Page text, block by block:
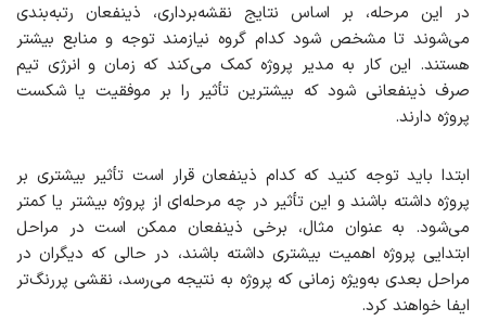
در این مرحله، بر اساس نتایج نقشه‌برداری، ذینفعان رتبه‌بندی
می‌شوند تا مشخص شود کدام گروه نیازمند توجه و منابع بیشتر
هستند. این کار به مدیر پروژه کمک می‌کند که زمان و انرژی تیم
صرف ذینفعانی شود که بیشترین تأثیر را بر موفقیت یا شکست
پروژه دارند.
ابتدا باید توجه کنید که کدام ذینفعان قرار است تأثیر بیشتری بر
پروژه داشته باشند و این تأثیر در چه مرحله‌ای از پروژه بیشتر یا کمتر
می‌شود. به عنوان مثال، برخی ذینفعان ممکن است در مراحل
ابتدایی پروژه اهمیت بیشتری داشته باشند، در حالی که دیگران در
مراحل بعدی به‌ویژه زمانی که پروژه به نتیجه می‌رسد، نقشی پررنگ‌تر
ایفا خواهند کرد.